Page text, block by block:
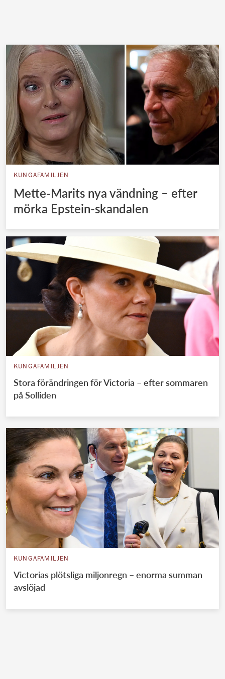
KUNGAFAMILJEN
Mette-Marits nya vändning – efter
mörka Epstein-skandalen
KUNGAFAMILJEN
Stora förändringen för Victoria – efter sommaren
på Solliden
KUNGAFAMILJEN
Victorias plötsliga miljonregn – enorma summan
avslöjad